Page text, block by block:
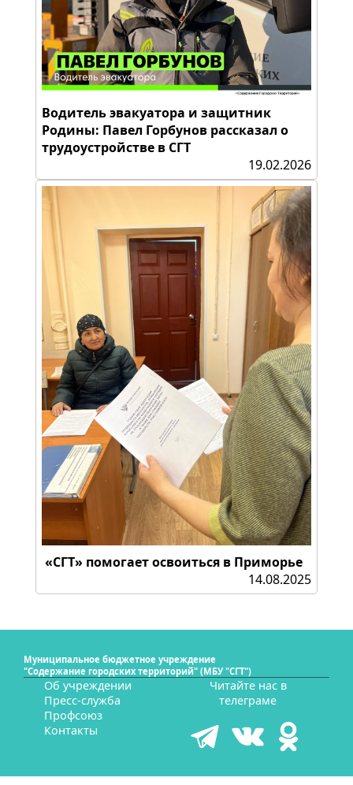
Водитель эвакуатора и защитник
Родины: Павел Горбунов рассказал о
трудоустройстве в СГТ
19.02.2026
«СГТ» помогает освоиться в Приморье
14.08.2025
Муниципальное бюджетное учреждение
"Содержание городских территорий" (МБУ "СГТ")
Об учреждении
Пресс-служба
Профсоюз
Контакты
Читайте нас в
телеграме